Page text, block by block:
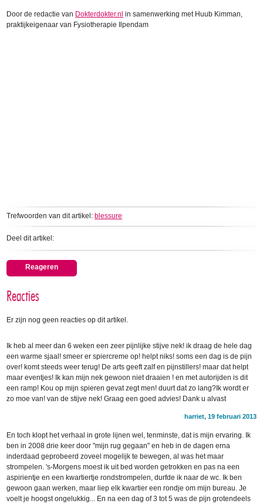
Door de redactie van Dokterdokter.nl in samenwerking met Huub Kimman,
praktijkeigenaar van Fysiotherapie Ilpendam
Trefwoorden van dit artikel: blessure
Deel dit artikel:
Reageren
Reacties
Er zijn nog geen reacties op dit artikel.
Ik heb al meer dan 6 weken een zeer pijnlijke stijve nek! ik draag de hele dag
een warme sjaal! smeer er spiercreme op! helpt niks! soms een dag is de pijn
over! komt steeds weer terug! De arts geeft zalf en pijnstillers! maar dat helpt
maar eventjes! Ik kan mijn nek gewoon niet draaien ! en met autorijden is dit
een ramp! Kou op mijn spieren gevat zegt men! duurt dat zo lang?Ik wordt er
zo moe van! van de stijve nek! Graag een goed advies! Dank u alvast
harriet, 19 februari 2013
En toch klopt het verhaal in grote lijnen wel, tenminste, dat is mijn ervaring. Ik
ben in 2008 drie keer door "mijn rug gegaan" en heb in de dagen erna
inderdaad geprobeerd zoveel mogelijk te bewegen, al was het maar
strompelen. 's-Morgens moest ik uit bed worden getrokken en pas na een
aspirientje en een kwartiertje rondstrompelen, durfde ik naar de wc. Ik ben
gewoon gaan werken, maar liep elk kwartier een rondje om mijn bureau. Je
voelt je hoogst ongelukkig... En na een dag of 3 tot 5 was de pijn grotendeels